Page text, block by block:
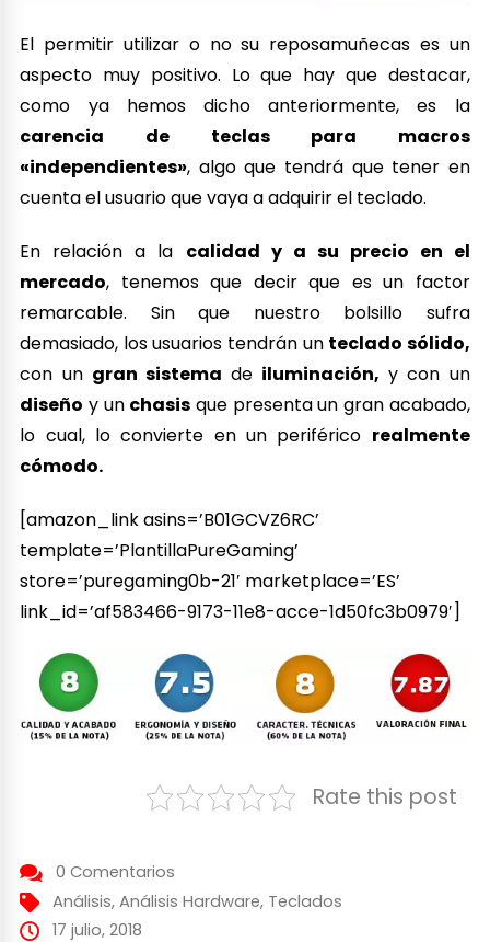
El permitir utilizar o no su reposamuñecas es un
aspecto muy positivo. Lo que hay que destacar,
como ya hemos dicho anteriormente, es la
carencia de teclas para macros
«independientes», algo que tendrá que tener en
cuenta el usuario que vaya a adquirir el teclado.
En relación a la calidad y a su precio en el
mercado, tenemos que decir que es un factor
remarcable. Sin que nuestro bolsillo sufra
demasiado, los usuarios tendrán un teclado sólido,
con un gran sistema de iluminación, y con un
diseño y un chasis que presenta un gran acabado,
lo cual, lo convierte en un periférico realmente
cómodo.
[amazon_link asins=’B01GCVZ6RC’
template=’PlantillaPureGaming’
store=’puregaming0b-21′ marketplace=’ES’
link_id=’af583466-9173-11e8-acce-1d50fc3b0979′]
Rate this post
0 Comentarios
Análisis, Análisis Hardware, Teclados
17 julio, 2018